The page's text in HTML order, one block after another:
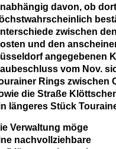
davon, ob
zwischen
und den
angegebenen
vom Nov.
Rings zwischen
die Straße
längeres Stück
Verwaltung möge
nachvollziehbare